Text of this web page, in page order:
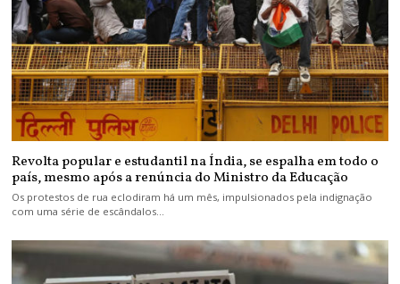
Revolta popular e estudantil na Índia, se espalha em todo o
país, mesmo após a renúncia do Ministro da Educação
Os protestos de rua eclodiram há um mês, impulsionados pela indignação
com uma série de escândalos…